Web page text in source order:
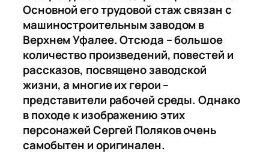
Основной его трудовой стаж связан с
машиностроительным заводом в
Верхнем Уфалее. Отсюда – большое
количество произведений, повестей и
рассказов, посвящено заводской
жизни, а многие их герои –
представители рабочей среды. Однако
в походе к изображению этих
персонажей Сергей Поляков очень
самобытен и оригинален.